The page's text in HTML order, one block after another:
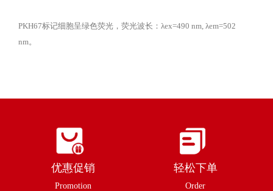
PKH67标记细胞呈绿色荧光，荧光波长：λex=490 nm, λem=502
nm。
优惠促销
Promotion
轻松下单
Order